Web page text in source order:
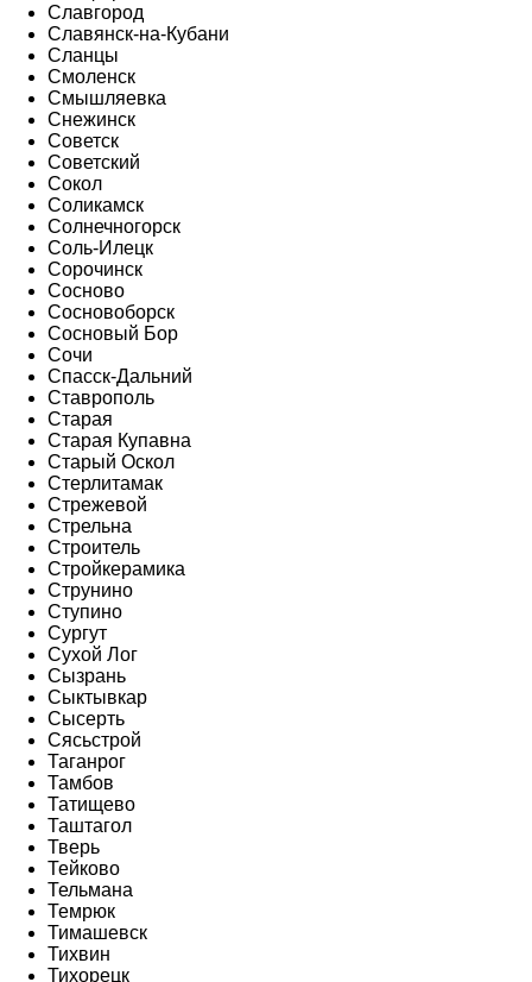
Славгород
Славянск-на-Кубани
Сланцы
Смоленск
Смышляевка
Снежинск
Советск
Советский
Сокол
Соликамск
Солнечногорск
Соль-Илецк
Сорочинск
Сосново
Сосновоборск
Сосновый Бор
Сочи
Спасск-Дальний
Ставрополь
Старая
Старая Купавна
Старый Оскол
Стерлитамак
Стрежевой
Стрельна
Строитель
Стройкерамика
Струнино
Ступино
Сургут
Сухой Лог
Сызрань
Сыктывкар
Сысерть
Сясьстрой
Таганрог
Тамбов
Татищево
Таштагол
Тверь
Тейково
Тельмана
Темрюк
Тимашевск
Тихвин
Тихорецк